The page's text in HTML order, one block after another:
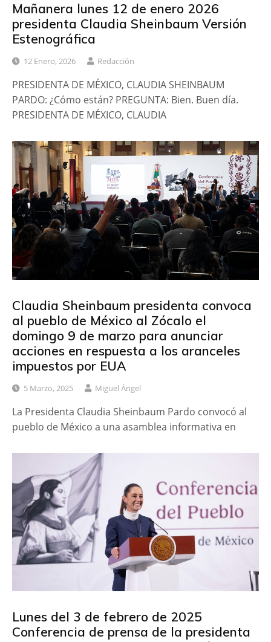
Mañanera lunes 12 de enero 2026
presidenta Claudia Sheinbaum Versión
Estenográfica
12 Enero, 2026 Redacción
PRESIDENTA DE MÉXICO, CLAUDIA SHEINBAUM
PARDO: ¿Cómo están? PREGUNTA: Bien. Buen día.
PRESIDENTA DE MÉXICO, CLAUDIA
Claudia Sheinbaum presidenta convoca
al pueblo de México al Zócalo el
domingo 9 de marzo para anunciar
acciones en respuesta a los aranceles
impuestos por EUA
5 Marzo, 2025 Miguel Ángel
La Presidenta Claudia Sheinbaum Pardo convocó al
pueblo de México a una asamblea informativa en
Lunes del 3 de febrero de 2025
Conferencia de prensa de la presidenta